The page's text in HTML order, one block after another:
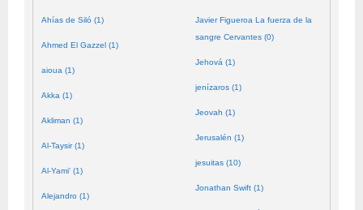
Ahías de Siló (1)
Ahmed El Gazzel (1)
aioua (1)
Akka (1)
Akliman (1)
Al-Taysir (1)
Al-Yami' (1)
Alejandro (1)
Javier Figueroa La fuerza de la
sangre Cervantes (0)
Jehová (1)
jenízaros (1)
Jeovah (1)
Jerusalén (1)
jesuitas (10)
Jonathan Swift (1)